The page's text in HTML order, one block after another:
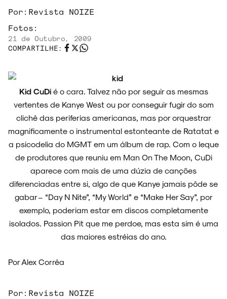
ESPECIAIS
FAIXA A FAIXA
NOIZE RECORD CLUB
Por: Revista NOIZE
Fotos:
21 de Outubro, 2009
COMPARTILHE:
Kid CuDié o cara. Talvez não por seguir as mesmas
vertentes de Kanye West ou por conseguir fugir do som
clichê das periferias americanas, mas por orquestrar
magnificamente o instrumental estonteante de Ratatat e
a psicodelia do MGMT em um álbum de rap. Com o leque
de produtores que reuniu em Man On The Moon, CuDi
aparece com mais de uma dúzia de canções
diferenciadas entre si, algo de que Kanye jamais pôde se
gabar – “Day N Nite”, “My World” e “Make Her Say”, por
exemplo, poderiam estar em discos completamente
isolados. Passion Pit que me perdoe, mas esta sim é uma
das maiores estréias do ano.
Por Alex Corrêa
Por: Revista NOIZE